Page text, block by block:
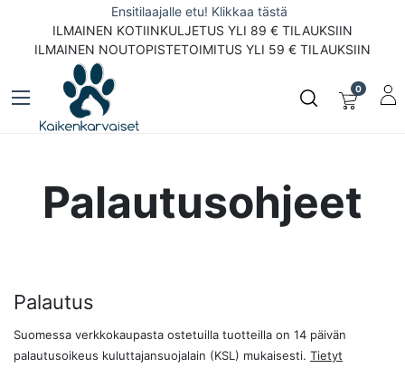
Ensitilaajalle etu! Klikkaa tästä
ILMAINEN KOTIINKULJETUS YLI 89 € TILAUKSIIN
ILMAINEN NOUTOPISTETOIMITUS YLI 59 € TILAUKSIIN
0
Palautusohjeet
Palautus
Suomessa verkkokaupasta ostetuilla tuotteilla on 14 päivän
palautusoikeus kuluttajansuojalain (KSL) mukaisesti. Tietyt